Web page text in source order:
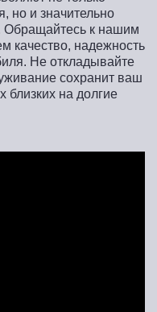
но и значительно
Обращайтесь к нашим
качество, надежность
Не откладывайте
сохранит ваш
близких на долгие